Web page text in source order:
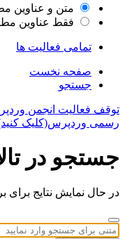
متن و عناوین
فقط عناوین
تمامی فعالیت ها
صفحه نخست
جستجو
توقف فعالیت انجمن
رسمی وردپرس(کلیک
جستجو در
در حال نمایش نتایج